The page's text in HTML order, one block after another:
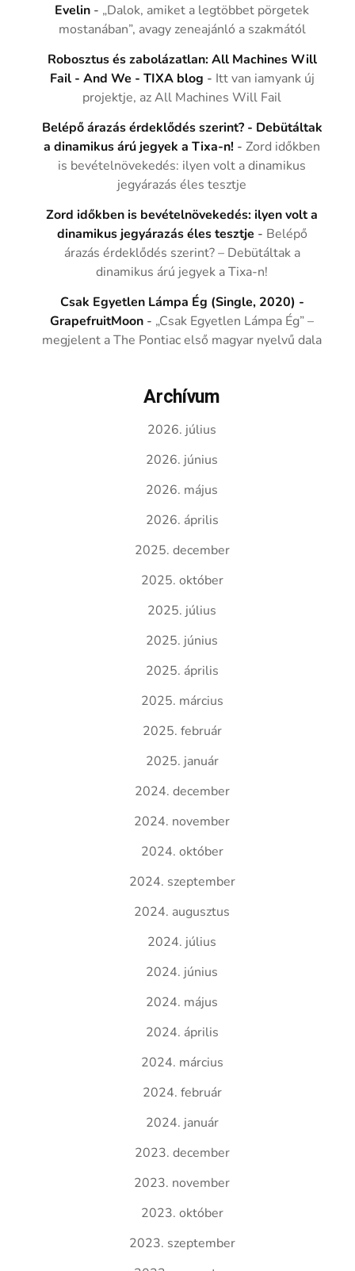
Evelin - „Dalok, amiket a legtöbbet pörgetek
mostanában”, avagy zeneajánló a szakmától
Robosztus és zabolázatlan: All Machines Will
Fail - And We - TIXA blog - Itt van iamyank új
projektje, az All Machines Will Fail
Belépő árazás érdeklődés szerint? - Debütáltak
a dinamikus árú jegyek a Tixa-n! -Zord időkben
is bevételnövekedés: ilyen volt a dinamikus
jegyárazás éles tesztje
Zord időkben is bevételnövekedés: ilyen volt a
dinamikus jegyárazás éles tesztje - Belépő
árazás érdeklődés szerint? – Debütáltak a
dinamikus árú jegyek a Tixa-n!
Csak Egyetlen Lámpa Ég (Single, 2020) -
GrapefruitMoon - „Csak Egyetlen Lámpa Ég” –
megjelent a The Pontiac első magyar nyelvű dala
Archívum
2026. július
2026. június
2026. május
2026. április
2025. december
2025. október
2025. július
2025. június
2025. április
2025. március
2025. február
2025. január
2024. december
2024. november
2024. október
2024. szeptember
2024. augusztus
2024. július
2024. június
2024. május
2024. április
2024. március
2024. február
2024. január
2023. december
2023. november
2023. október
2023. szeptember